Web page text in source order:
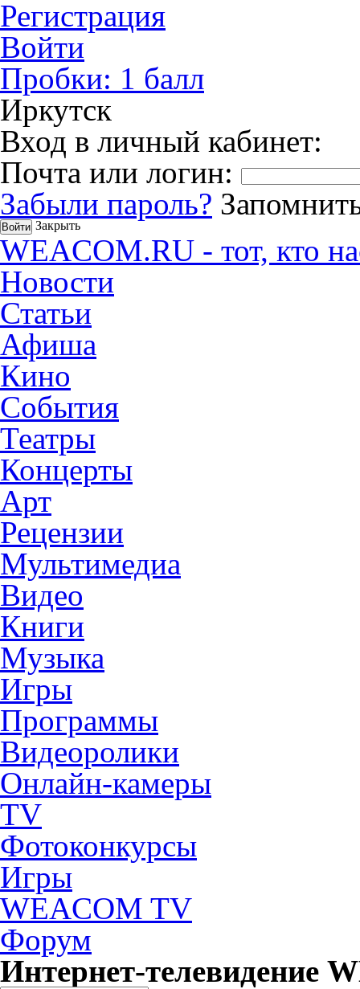
Регистрация
Войти
Пробки: 1 балл
Иркутск
Вход в личный кабинет:
Почта или логин:
Забыли пароль?
Закрыть
WEACOM.RU - тот, кто
Новости
Статьи
Афиша
Кино
События
Театры
Концерты
Арт
Рецензии
Мультимедиа
Видео
Книги
Музыка
Игры
Программы
Видеоролики
Онлайн-камеры
TV
Фотоконкурсы
Игры
WEACOM TV
Форум
Интернет-телевидение